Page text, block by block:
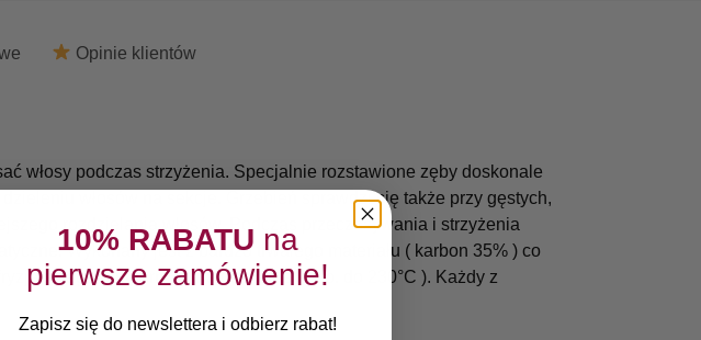
Opinie klientów
włosy podczas strzyżenia. Specjalnie rozstawione zęby doskonale
włosów na sekcje. Grzebień sprawdzi się także przy gęstych,
rozdzielania włosów. Podczas przeczesywania i strzyżenia
Wykonany jest z bardzo trwałego materiału ( karbon 35% ) co
( odporność na działanie temp. do 230°C ). Każdy z
10% RABATU na
pierwsze zamówienie!
Zapisz się do newslettera i odbierz rabat!